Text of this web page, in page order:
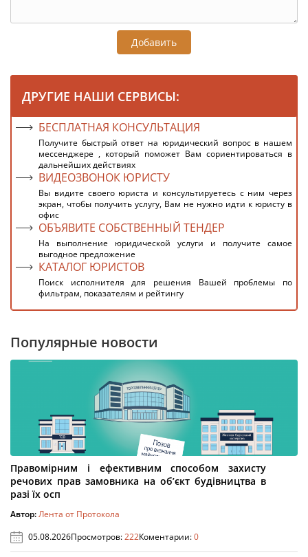
Добавить
ДРУГИЕ НАШИ СЕРВИСЫ:
БЕСПЛАТНАЯ КОНСУЛЬТАЦИЯ
Получите быстрый ответ на юридический вопрос в нашем
мессенджере , который поможет Вам сориентироваться в
дальнейших действиях
ВИДЕОЗВОНОК ЮРИСТУ
Вы видите своего юриста и консультируетесь с ним через
экран, чтобы получить услугу, Вам не нужно идти к юристу в
офис
ОБЪЯВИТЕ СОБСТВЕННЫЙ ТЕНДЕР
На выполнение юридической услуги и получите самое
выгодное предложение
КАТАЛОГ ЮРИСТОВ
Поиск исполнителя для решения Вашей проблемы по
фильтрам, показателям и рейтингу
Популярные новости
Правомірним і ефективним способом захисту
речових прав замовника на об’єкт будівництва в
разі їх осп
Автор:Лента от Протокола
05.08.2026Просмотров:222Коментарии:0